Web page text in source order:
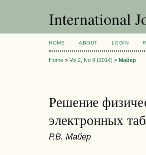
International
HOME ABOUT LOGIN
Home > Vol 2, No 9 (2014) > Майер
Решение
электронных
Р.В. Майер